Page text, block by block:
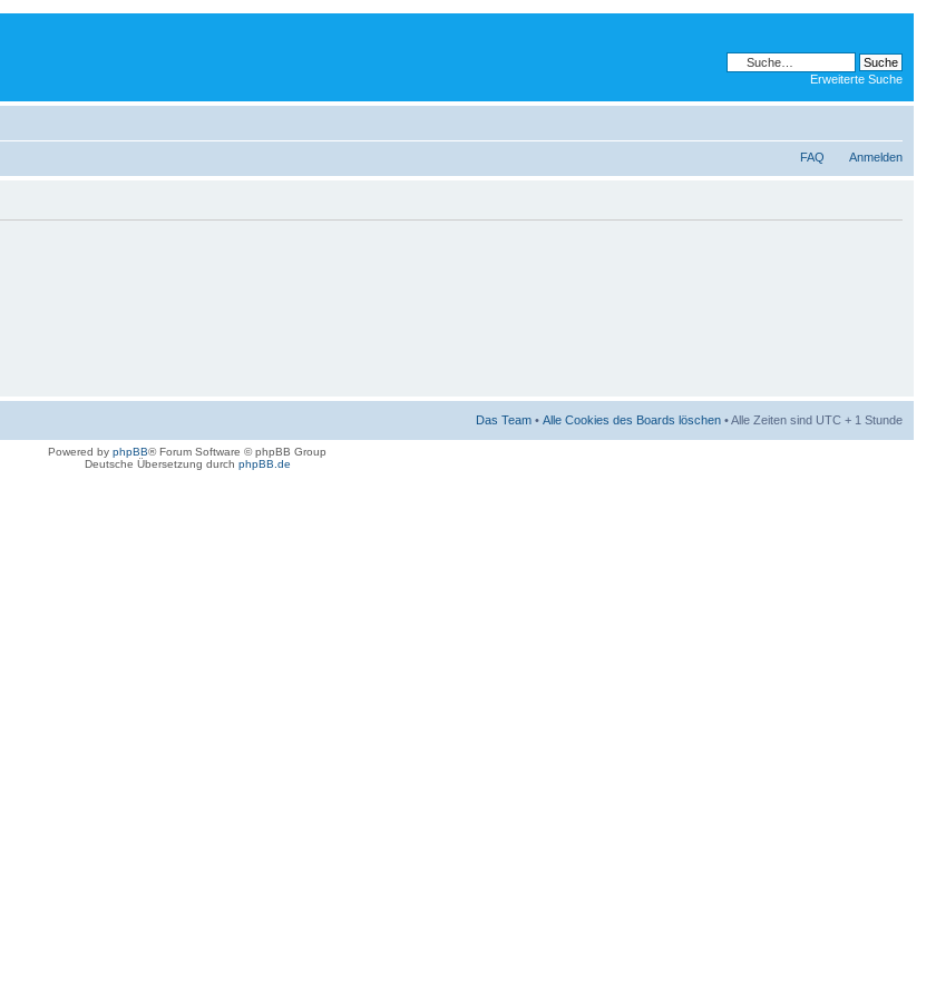
Erweiterte Suche
FAQ Anmelden
Das Team • Alle Cookies des Boards löschen • Alle Zeiten sind UTC + 1 Stunde
Powered by phpBB® Forum Software © phpBB Group
Deutsche Übersetzung durch phpBB.de